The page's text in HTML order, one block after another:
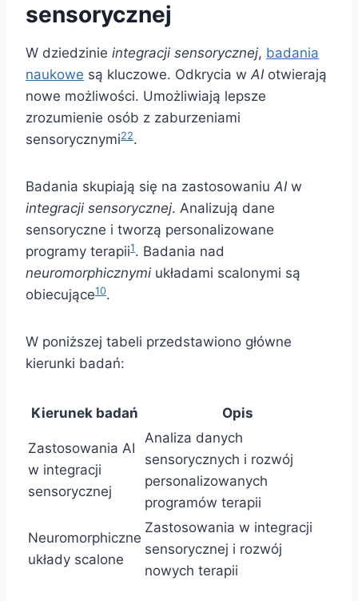
sensorycznej
W dziedzinie integracji sensorycznej, badania
naukowe są kluczowe. Odkrycia w AIotwierają
nowe możliwości. Umożliwiają lepsze
zrozumienie osób z zaburzeniami
sensorycznymi22.
Badania skupiają się na zastosowaniu AIw
integracji sensorycznej. Analizują dane
sensoryczne i tworzą personalizowane
programy terapii1. Badania nad
neuromorphicznymi układami scalonymi są
obiecujące10.
W poniższej tabeli przedstawiono główne
kierunki badań:
Kierunek badań Opis
Zastosowania AI
w integracji
sensorycznej
Analiza danych
sensorycznych i rozwój
personalizowanych
programów terapii
Neuromorphiczne
układy scalone
Zastosowania w integracji
sensorycznej i rozwój
nowych terapii